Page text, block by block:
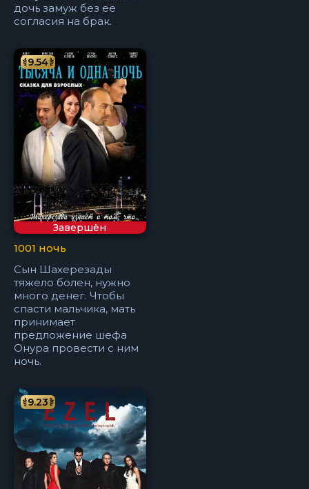
дочь замуж без ее
согласия на брак.
Завершён
9.54
1001 ночь
Сын Шахерезады
тяжело болен, нужно
много денег. Чтобы
спасти мальчика, мать
принимает
предложение шефа
Онура провести с ним
ночь.
9.23